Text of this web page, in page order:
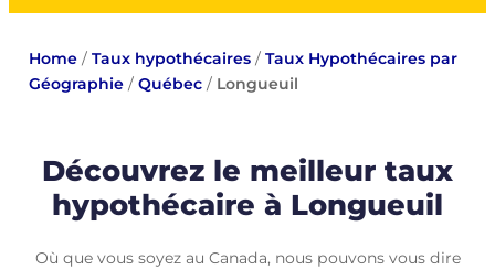
Home/ Taux hypothécaires/ Taux Hypothécaires par
Géographie/ Québec/ Longueuil
Découvrez le meilleur taux
hypothécaire à Longueuil
Où que vous soyez au Canada, nous pouvons vous dire